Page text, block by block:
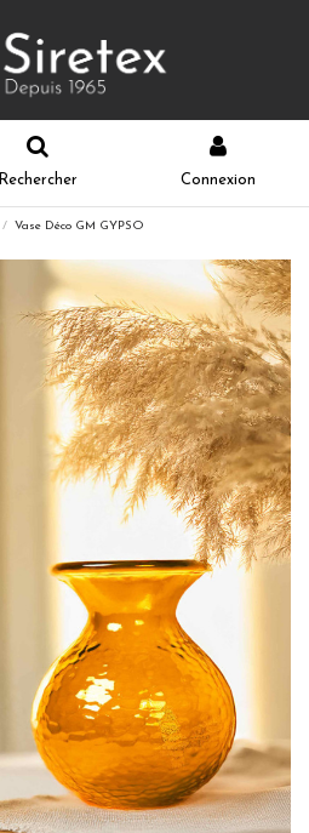
Rechercher Connexion
Vase Déco GM GYPSO